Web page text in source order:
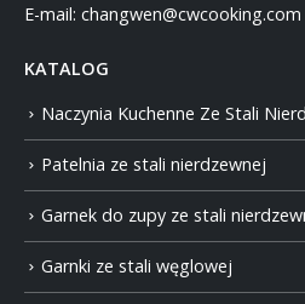
E-mail: changwen@cwcooking.com
KATALOG
Naczynia Kuchenne Ze Stali
Patelnia ze stali nierdzewnej
Garnek do zupy ze stali
Garnki ze stali węglowej